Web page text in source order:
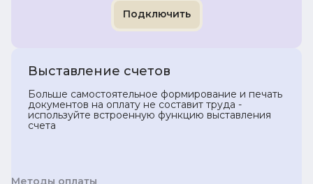
Подключить
Выставление счетов
Больше самостоятельное формирование и печать
документов на оплату не составит труда -
используйте встроенную функцию выставления
счета
Методы оплаты